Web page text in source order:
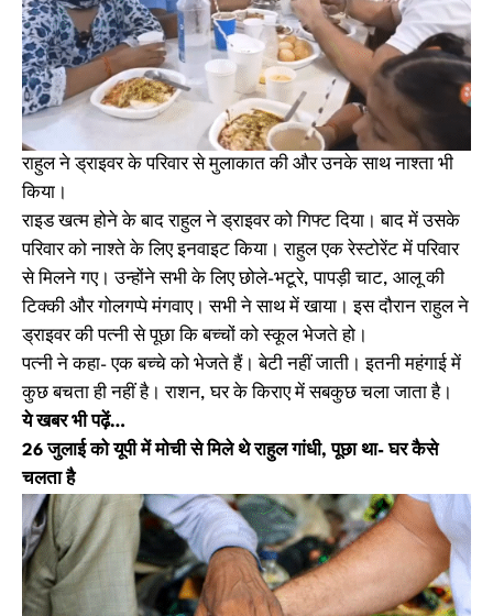
राहुल ने ड्राइवर के परिवार से मुलाकात की और उनके साथ नाश्ता भी
किया।
राइड खत्म होने के बाद राहुल ने ड्राइवर को गिफ्ट दिया। बाद में उसके
परिवार को नाश्ते के लिए इनवाइट किया। राहुल एक रेस्टोरेंट में परिवार
से मिलने गए। उन्होंने सभी के लिए छोले-भटूरे, पापड़ी चाट, आलू की
टिक्की और गोलगप्पे मंगवाए। सभी ने साथ में खाया। इस दौरान राहुल ने
ड्राइवर की पत्नी से पूछा कि बच्चों को स्कूल भेजते हो।
पत्नी ने कहा- एक बच्चे को भेजते हैं। बेटी नहीं जाती। इतनी महंगाई में
कुछ बचता ही नहीं है। राशन, घर के किराए में सबकुछ चला जाता है।
ये खबर भी पढ़ें…
26 जुलाई को यूपी में मोची से मिले थे राहुल गांधी, पूछा था- घर कैसे
चलता है